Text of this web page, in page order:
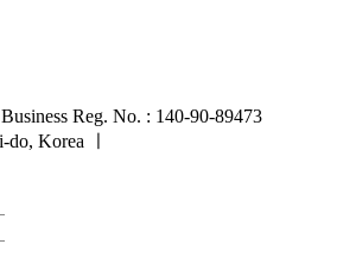
Reg. No. : 140-90-89473
do, Korea